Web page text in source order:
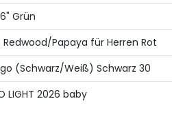
Grün
Papaya für Herren Rot
(Schwarz/Weiß) Schwarz 30
LIGHT 2026 baby